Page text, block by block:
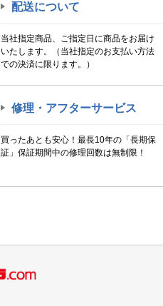
配送について
当社指定商品、ご指定日に商品をお届け
いたします。（当社指定のお支払い方法
での決済に限ります。）
修理・アフターサービス
買ったあとも安心！最長10年の「長期保
証」保証期間中の修理回数は無制限！